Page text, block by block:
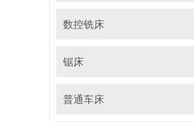
数控铣床
锯床
普通车床